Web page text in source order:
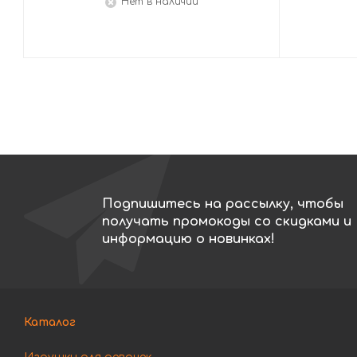
Подпишитесь на рассылку, чтобы
получать промокоды со скидками и
информацию о новинках!
Каталог